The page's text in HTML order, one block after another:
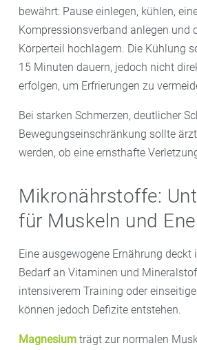
bewährt: Pause einlegen, kühlen,
Kompressionsverband anlegen und
Körperteil hochlagern. Die Kühlung
15 Minuten dauern, jedoch nicht
erfolgen, um Erfrierungen zu
Bei starken Schmerzen, deutlicher
Bewegungseinschränkung sollte
werden, ob eine ernsthafte
Mikronährstoffe:
für Muskeln und
Eine ausgewogene Ernährung deckt
Bedarf an Vitaminen und
intensiverem Training oder
können jedoch Defizite entstehen.
Magnesium trägt zur normalen